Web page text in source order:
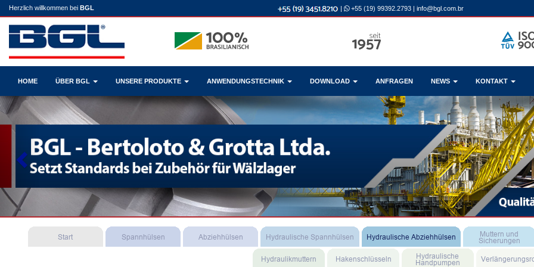
Herzlich willkommen bei BGL | +55 (19) 99392.2793 | info@bgl.com.br
HOME ÜBER BGL UNSERE PRODUKTE ANWENDUNGSTECHNIK DOWNLOAD ANFRAGEN NEWS KONTAKT
Previous